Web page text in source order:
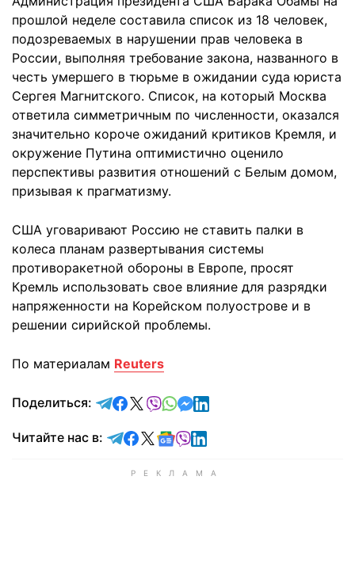
прошлой неделе составила список из 18 человек,
подозреваемых в нарушении прав человека в
России, выполняя требование закона, названного в
честь умершего в тюрьме в ожидании суда юриста
Сергея Магнитского. Список, на который Москва
ответила симметричным по численности, оказался
значительно короче ожиданий критиков Кремля, и
окружение Путина оптимистично оценило
перспективы развития отношений с Белым домом,
призывая к прагматизму.
США уговаривают Россию не ставить палки в
колеса планам развертывания системы
противоракетной обороны в Европе, просят
Кремль использовать свое влияние для разрядки
напряженности на Корейском полуострове и в
решении сирийской проблемы.
По материалам Reuters
Поделиться: отправить в Telegram
поделиться в Facebook
поделиться в X
отправить в Viber
отправить в Whatsapp
отправить в Messenger
отправить в LinkedIn
Читайте нас в: Читайте в Telegram
Читайте в Facebook
Читайте в X
Читайте в Google news
Читайте в Viber
Читайте в LinkedIn